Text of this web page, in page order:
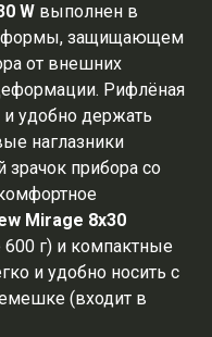
W выполнен в
формы, защищающем
от внешних
Рифлёная
удобно держать
наглазники
прибора со
Mirage 8x30
г) и компактные
и удобно носить с
(входит в